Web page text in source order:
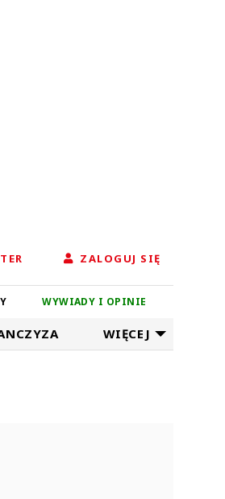
ZALOGUJ SIĘ
WYWIADY I OPINIE
WIĘCEJ